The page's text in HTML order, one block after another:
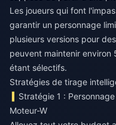
Les joueurs qui font
garantir un personnage
plusieurs versions pour
peuvent maintenir environ
étant sélectifs.
Stratégies de tirage
Stratégie 1 :
Moteur-W